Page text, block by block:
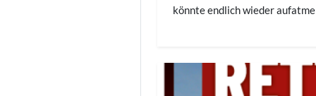
könnte endlich wieder